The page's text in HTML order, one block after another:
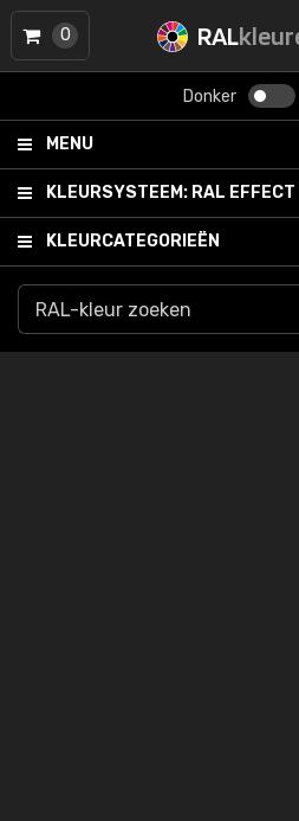
RAL
Donker
MENU
KLEURSYSTEEM: RAL EFFECT
KLEURCATEGORIEËN
0